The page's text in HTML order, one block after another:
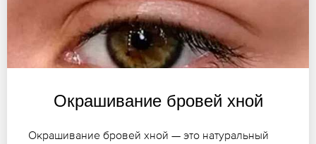
Окрашивание бровей хной
Окрашивание бровей хной — это натуральный